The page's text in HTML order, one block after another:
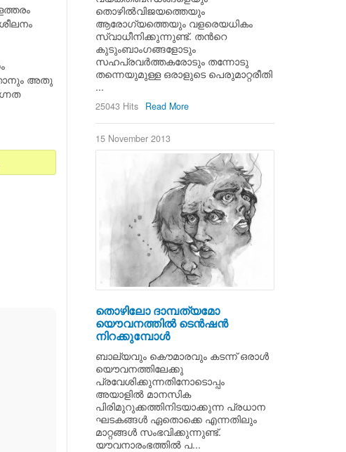
അതു
തൊഴില്‍വിജയത്തെയും
ആരോഗ്യത്തെയും വളരെയധികം
സ്വാധീനിക്കുന്നുണ്ട്. തന്‍റെ
കുടുംബാംഗങ്ങളോടും
സഹപ്രവര്‍ത്തകരോടും തന്നോടു
തന്നെയുമുള്ള ഒരാളുടെ പെരുമാറ്റരീതി
...
25043 Hits Read More
15 November 2013
തൊഴിലോ ദാമ്പത്യമോ
യൌവനത്തില്‍ ടെന്‍ഷന്‍
നിറക്കുമ്പോള്‍
ബാല്യവും കൌമാരവും കടന്ന്‍ ഒരാള്‍
യൌവനത്തിലേക്കു
പ്രവേശിക്കുന്നതിനോടൊപ്പം
അയാളില്‍ മാനസിക
പിരിമുറുക്കത്തിനിടയാക്കുന്ന പ്രധാന
ഘടകങ്ങള്‍ ഏതൊക്കെ എന്നതിലും
മാറ്റങ്ങള്‍ സംഭവിക്കുന്നുണ്ട്.
യൗവനാരംഭത്തില്‍ പ...